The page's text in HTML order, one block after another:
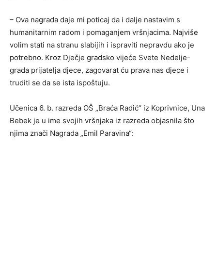
– Ova nagrada daje mi poticaj da i dalje nastavim s
humanitarnim radom i pomaganjem vršnjacima. Najviše
volim stati na stranu slabijih i ispraviti nepravdu ako je
potrebno. Kroz Dječje gradsko vijeće Svete Nedelje-
grada prijatelja djece, zagovarat ću prava nas djece i
truditi se da se ista ispoštuju.
Učenica 6. b. razreda OŠ „Braća Radić“ iz Koprivnice, Una
Bebek je u ime svojih vršnjaka iz razreda objasnila što
njima znači Nagrada „Emil Paravina“: